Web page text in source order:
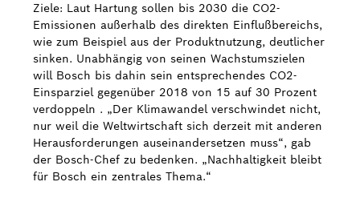
Ziele: Laut Hartung sollen bis 2030 die CO2-
Emissionen außerhalb des direkten Einflußbereichs,
wie zum Beispiel aus der Produktnutzung, deutlicher
sinken. Unabhängig von seinen Wachstumszielen
will Bosch bis dahin sein entsprechendes CO2-
Einsparziel gegenüber 2018 von 15 auf 30 Prozent
verdoppeln . „Der Klimawandel verschwindet nicht,
nur weil die Weltwirtschaft sich derzeit mit anderen
Herausforderungen auseinandersetzen muss“, gab
der Bosch-Chef zu bedenken. „Nachhaltigkeit bleibt
für Bosch ein zentrales Thema.“